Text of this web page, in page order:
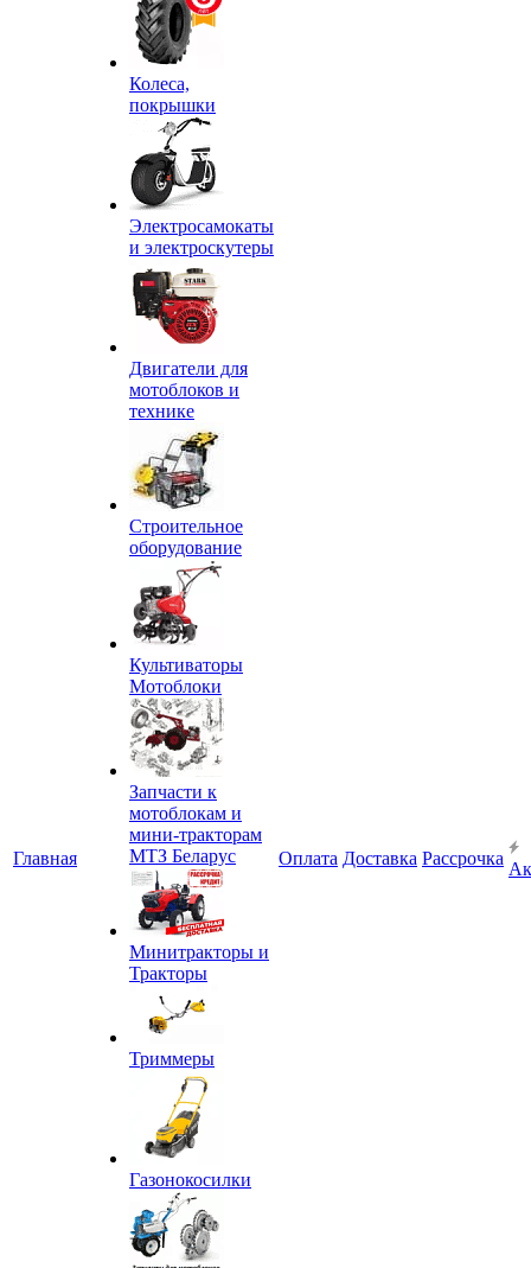
Главная
Колеса,
покрышки
Электросамокаты
и электроскутеры
Двигатели для
мотоблоков и
технике
Строительное
оборудование
Культиваторы
Мотоблоки
Запчасти к
мотоблокам и
мини-тракторам
МТЗ Беларус
Минитракторы и
Тракторы
Триммеры
Газонокосилки
Оплата Доставка Рассрочка